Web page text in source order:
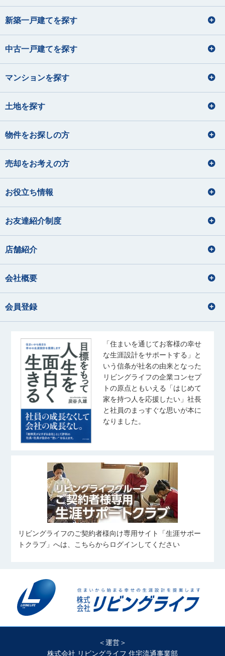
新築一戸建てを探す
中古一戸建てを探す
マンションを探す
土地を探す
物件をお探しの方
売却をお考えの方
お役立ち情報
お友達紹介制度
店舗紹介
会社概要
会員登録
「住まいを通じてお客様の幸せ
な生涯設計をサポートする」と
いう信条が社名の由来となった
リビングライフの企業コンセプ
トの原点ともいえる「はじめて
家を持つ人を応援したい」社長
と社員のまっすぐな思いが本に
なりました。
リビングライフのご契約者様向け専用サイト「生涯サポー
トクラブ」へは、こちらからログインしてください
＜運営＞
株式会社 リビングライフ 住宅流通事業部